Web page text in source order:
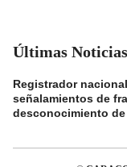
Últimas Noticias
Registrador
señalamientos de
desconocimiento